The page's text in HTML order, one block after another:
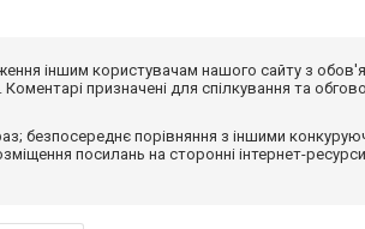
іншим користувачам нашого сайту з
призначені для спілкування та
безпосереднє порівняння з іншими
посилань на сторонні інтернет-